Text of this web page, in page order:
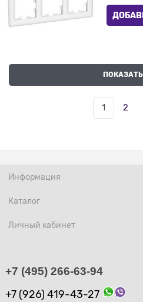
1 2
Информация
Каталог
Личный кабинет
+7 (495) 266-63-94
+7 (926) 419-43-27